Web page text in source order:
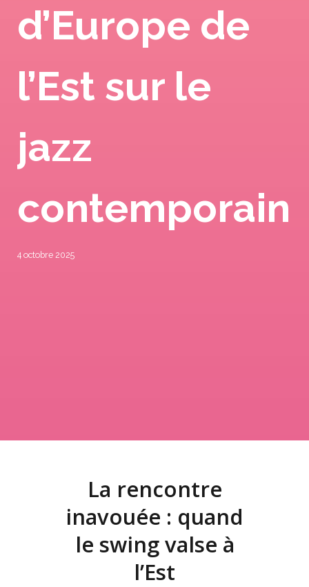
d’Europe de
l’Est sur le
jazz
contemporain
4 octobre 2025
La rencontre
inavouée : quand
le swing valse à
l’Est